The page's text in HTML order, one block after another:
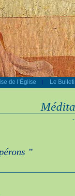
de l’Église | Le
-
”